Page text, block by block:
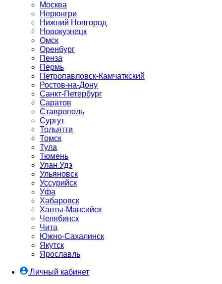
Москва
Нерюнгри
Нижний Новгород
Новокузнецк
Омск
Оренбург
Пенза
Пермь
Петропавловск-Камчаткский
Ростов-на-Дону
Санкт-Петербург
Саратов
Ставрополь
Сургут
Тольятти
Томск
Тула
Тюмень
Улан Удэ
Ульяновск
Уссурийск
Уфа
Хабаровск
Ханты-Мансийск
Челябинск
Чита
Южно-Cахалинск
Якутск
Ярославль
Личный кабинет